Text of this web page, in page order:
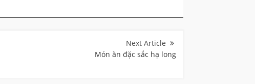
Món ăn đặc sắc hạ long